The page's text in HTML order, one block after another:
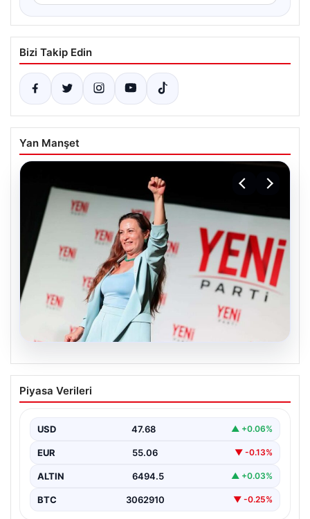
Bizi Takip Edin
Yan Manşet
Manisa’da Rüşvet Soruşturması: Yeni
Parti İl Başkanı İlksen Özalper
Manisa’da yaşanan rüşvet operasyonu kapsamında Yeni
Piyasa Verileri
USD 47.68 ▲ +0.06%
EUR 55.06 ▼ -0.13%
ALTIN 6494.5 ▲ +0.03%
BTC 3062910 ▼ -0.25%